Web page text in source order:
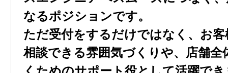
なるポジションです。
ただ受付をするだけではなく、お
相談できる雰囲気づくりや、店舗全